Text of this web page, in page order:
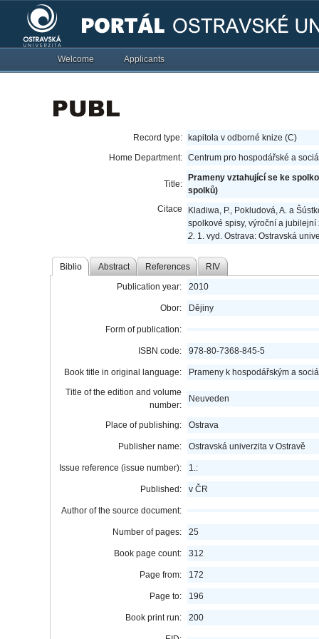
Welcome Applicants
Record type:
kapitola v odborné knize (C)
Home Department: Centrum pro hospodářské a
Title:
Prameny vztahující se ke
spolků)
Citace
Kladiwa, P., Pokludová, A. a
spolkové spisy, výroční a
2. 1. vyd. Ostrava: Ostravská
Biblio Abstract References RIV
Publication year: 2010
Obor: Dějiny
Form of publication:
ISBN code: 978-80-7368-845-5
Book title in original language:
Prameny k hospodářským a
Title of the edition and volume
number:
Neuveden
Place of publishing: Ostrava
Publisher name: Ostravská univerzita v Ostravě
Issue reference (issue number): 1.:
Published: v ČR
Author of the source document:
Number of pages: 25
Book page count: 312
Page from: 172
Page to: 196
Book print run: 200